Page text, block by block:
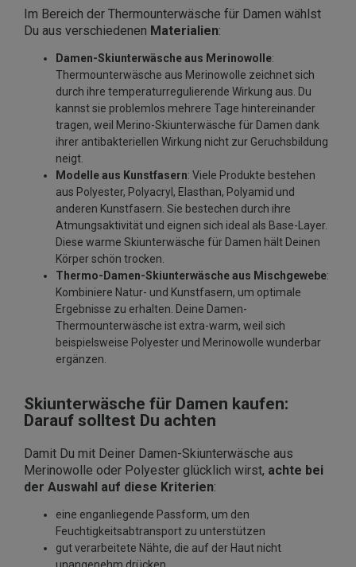
Im Bereich der Thermounterwäsche für Damen wählst
Du aus verschiedenen Materialien:
Damen-Skiunterwäsche aus Merinowolle:
Thermounterwäsche aus Merinowolle zeichnet sich
durch ihre temperaturregulierende Wirkung aus. Du
kannst sie problemlos mehrere Tage hintereinander
tragen, weil Merino-Skiunterwäsche für Damen dank
ihrer antibakteriellen Wirkung nicht zur Geruchsbildung
neigt.
Modelle aus Kunstfasern: Viele Produkte bestehen
aus Polyester, Polyacryl, Elasthan, Polyamid und
anderen Kunstfasern. Sie bestechen durch ihre
Atmungsaktivität und eignen sich ideal als Base-Layer.
Diese warme Skiunterwäsche für Damen hält Deinen
Körper schön trocken.
Thermo-Damen-Skiunterwäsche aus Mischgewebe:
Kombiniere Natur- und Kunstfasern, um optimale
Ergebnisse zu erhalten. Deine Damen-
Thermounterwäsche ist extra-warm, weil sich
beispielsweise Polyester und Merinowolle wunderbar
ergänzen.
Skiunterwäsche für Damen kaufen:
Darauf solltest Du achten
Damit Du mit Deiner Damen-Skiunterwäsche aus
Merinowolle oder Polyester glücklich wirst, achte bei
der Auswahl auf diese Kriterien:
eine enganliegende Passform, um den
Feuchtigkeitsabtransport zu unterstützen
gut verarbeitete Nähte, die auf der Haut nicht
unangenehm drücken